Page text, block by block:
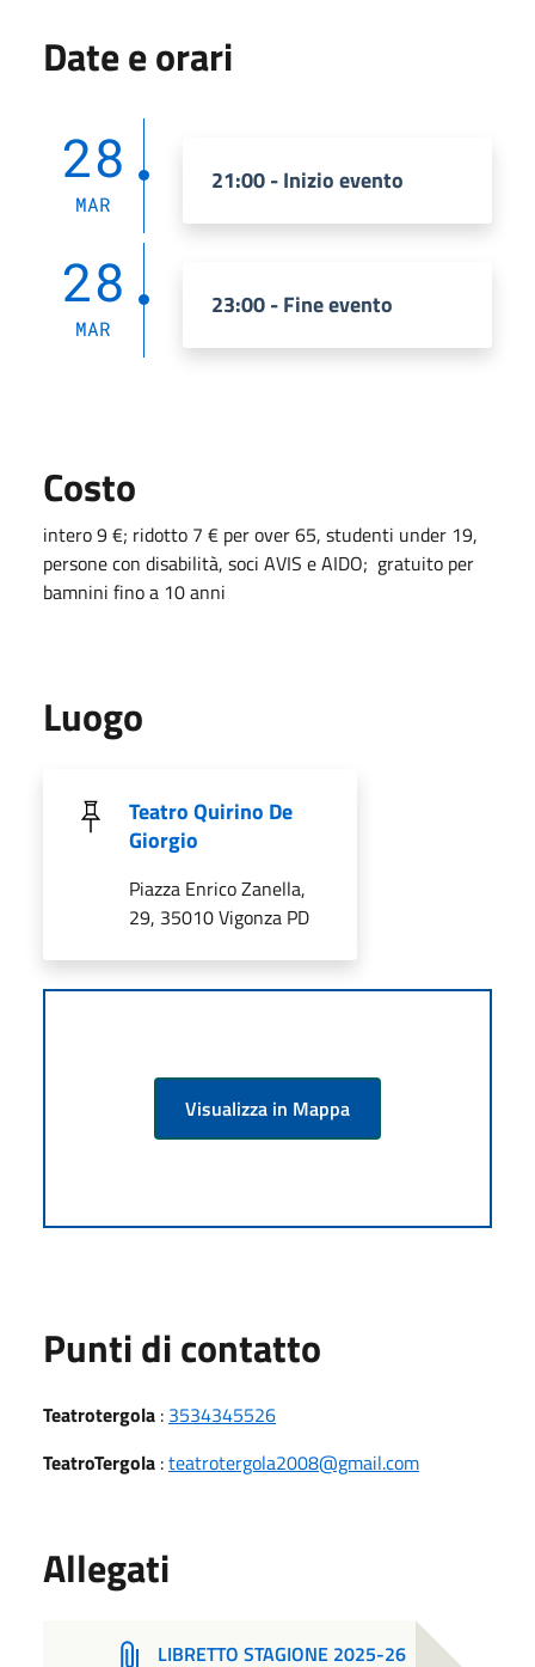
Date e orari
28
MAR
21:00 - Inizio evento
28
MAR
23:00 - Fine evento
Costo
intero 9 €; ridotto 7 € per over 65, studenti under 19,
persone con disabilità, soci AVIS e AIDO; gratuito per
bamnini fino a 10 anni
Luogo
Teatro Quirino De
Giorgio
Piazza Enrico Zanella,
29, 35010 Vigonza PD
Visualizza in Mappa
Punti di contatto
Teatrotergola : 3534345526
TeatroTergola :teatrotergola2008@gmail.com
Allegati
LIBRETTO STAGIONE 2025-26